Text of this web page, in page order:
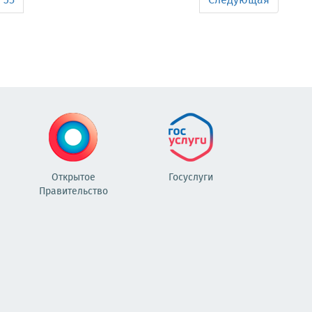
Открытое
Правительство
Госуслуги